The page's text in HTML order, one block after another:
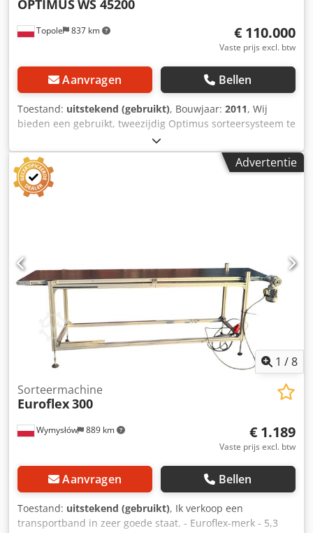
Topole 837 km
OPTIMUSWS 45200
€ 110.000
Vaste prijs excl. btw
Aanvragen Bellen
Toestand: uitstekend (gebruikt), Bouwjaar: 2011, Wij
bieden een gebruikt, tweezijdig Optimus sorteersysteem te
koop aan. Het is een Optisorter, model WS 45200. Het
systeem wordt volledig gedemonteerd en klaargemaakt
voor transport. Technische gegevens: Bouwjaar: 2011
Telbord: 3F + N + PE, Stuurspanning: 24 VDC, Voeding: 400
V, 25 A (max.) Productafmetingen: min. 150x150x5mm,
S Repjk Aantal vleugels: 114 stuks. Totaal aantal lozingen:
201, waarvan 120 aan de ene kant en 81 aan de andere
kant Aantal motoren: 2 stuks. Machinelocatie: 89-600
Chojnice/Polen Machine is gedemonteerd, droog
opgeslagen en klaar voor verzending. Neem contact met
me op als je geïnteresseerd bent
Advertentie
1 /8
Wymysłów 889 km
Sorteermachine
Euroflex300
€ 1.189
Vaste prijs excl. btw
Aanvragen Bellen
Toestand: uitstekend (gebruikt), Ik verkoop een
transportband in zeer goede staat. - Euroflex-merk - 5,3